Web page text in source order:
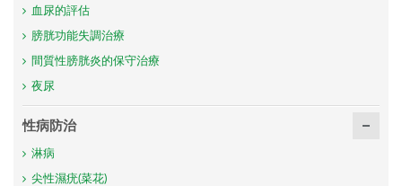
血尿的評估
膀胱功能失調治療
間質性膀胱炎的保守治療
夜尿
性病防治
淋病
尖性濕疣(菜花)